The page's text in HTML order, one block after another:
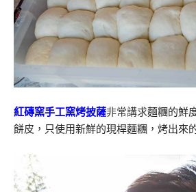
紅磚窯手工窯烤披薩非常講求麵糰的鮮
餅皮，只使用新鮮的現桿麵糰，烤出來